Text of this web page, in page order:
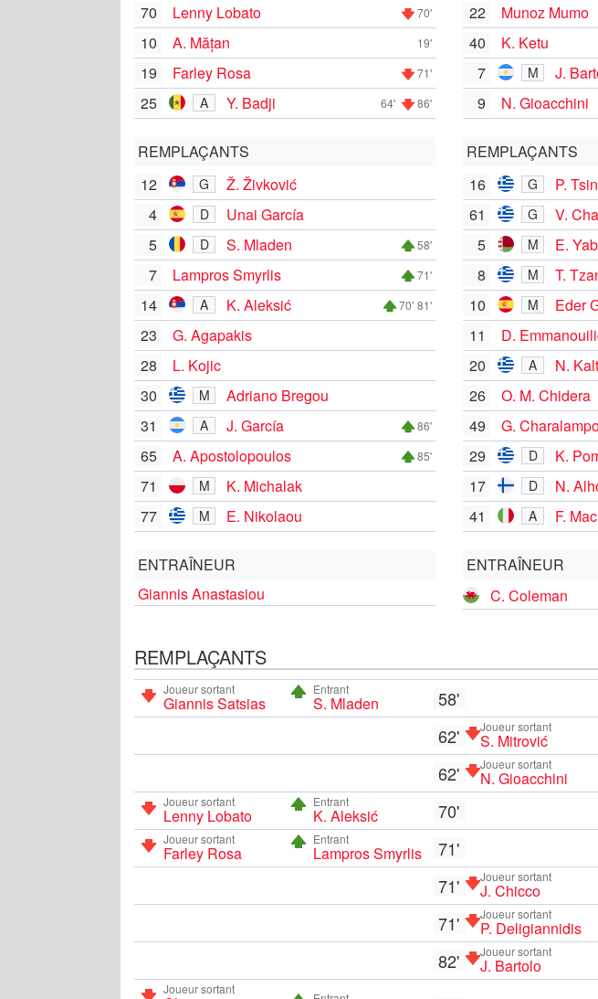
70 Lenny Lobato 70'
10 A. Mățan 19'
19 Farley Rosa 71'
25 A Y. Badji 64' 86'
REMPLAÇANTS
12
G
Ž. Živković
4
D
Unai García
5
D S. Mladen 58'
7 Lampros Smyrlis 71'
14 A K. Aleksić 70' 81'
23
G. Agapakis
28
L. Kojic
30
M
Adriano Bregou
31
A J. García 86'
65 A. Apostolopoulos 85'
71 M
K. Michalak
77
M E. Nikolaou
ENTRAÎNEUR
Giannis Anastasiou
22
Munoz Mumo
40
K. Ketu
7
M J.
9 N. Gioacchini
REMPLAÇANTS
16
G
P.
61
G
V.
5
M
E.
8
M
T.
10
M Eder
11
D.
20
A N.
26 O. M. Chidera
49
G.
29
D
K.
17
D N.
41 A F.
ENTRAÎNEUR
C. Coleman
REMPLAÇANTS
Joueur sortant
Giannis Satsias
Entrant
S. Mladen
58'
62'
Joueur sortant
S. Mitrović
62' Joueur sortant
N. Gioacchini
Joueur sortant
Lenny Lobato
Entrant
K. Aleksić 70'
Joueur sortant
Farley Rosa
Entrant
Lampros Smyrlis
71'
71'
Joueur sortant
J. Chicco
71' Joueur sortant
P. Deligiannidis
82' Joueur sortant
J. Bartolo
Joueur sortant